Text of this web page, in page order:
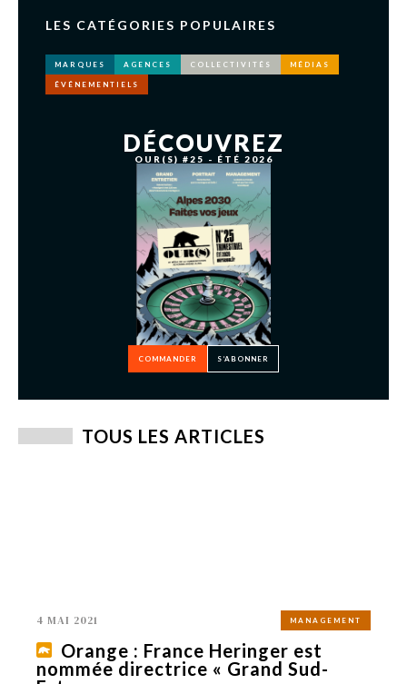
LES CATÉGORIES POPULAIRES
MARQUES AGENCES COLLECTIVITÉS MÉDIAS
ÉVÉNEMENTIELS
DÉCOUVREZ
OUR(S) #25 - ÉTÉ 2026
COMMANDER S’ABONNER
TOUS LES ARTICLES
4 MAI 2021 MANAGEMENT
Orange : France Heringer est
nommée directrice « Grand Sud-